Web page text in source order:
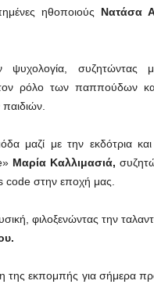
ηθοποιούς Νατάσα
ψυχολογία, συζητώντας
ρόλο των παππούδων
μαζί με την εκδότρια και
Μαρία Καλλιμασιά,
code στην εποχή μας.
φιλοξενώντας την
εκπομπής για σήμερα